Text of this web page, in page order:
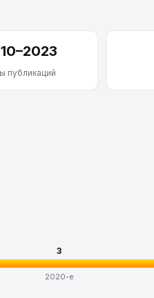
публикаций
3
2020-е